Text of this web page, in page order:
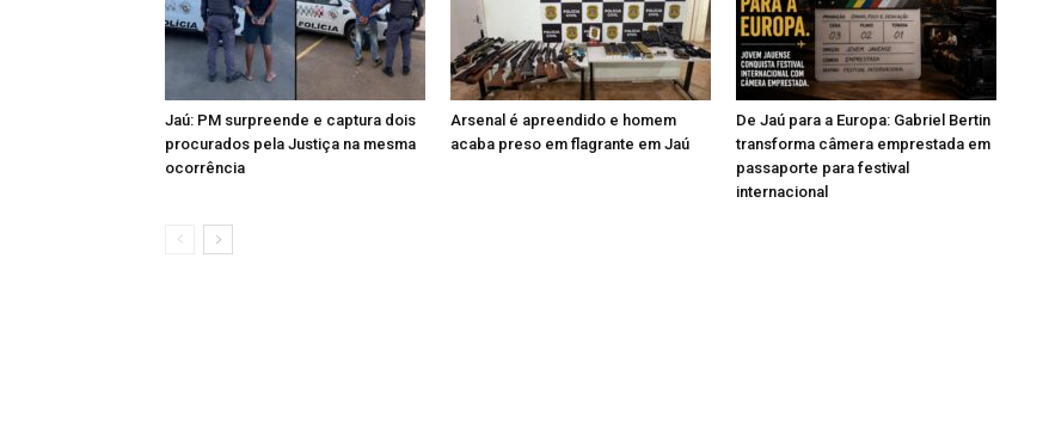
Jaú: PM surpreende e captura dois
procurados pela Justiça na mesma
ocorrência
Arsenal é apreendido e homem
acaba preso em flagrante em Jaú
De Jaú para a Europa: Gabriel Bertin
transforma câmera emprestada em
passaporte para festival
internacional